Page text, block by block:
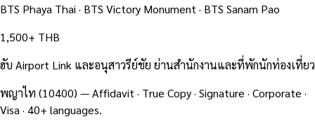
BTS Phaya Thai · BTS Victory Monument · BTS Sanam Pao
1,500+ THB
ฮับ Airport Link และอนุสาวรีย์ชัย ย่านสำนักงานและที่พักนักท่องเที่ยว
พญาไท (10400) — Affidavit · True Copy · Signature · Corporate ·
Visa · 40+ languages.